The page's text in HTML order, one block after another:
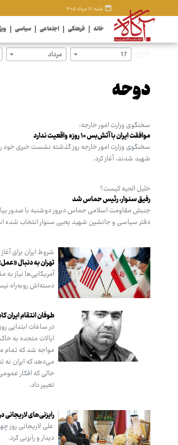
شنبه ۱۷ مرداد ۱۴۰۵
خانه فرهنگی اجتماعی سیاسی
17 مرداد
دوحه
سخنگوی وزارت امور خارجه:
موافقت ایران با آتش‌بس ۱۰ روزه واقعیت ندارد
سخنگوی وزارت امور خارجه روز گذشته نشست خبری خود
شهید شدند، آغاز کرد.
خلیل‌ الحیه کیست؟
رفیق سنوار، رئیس حماس شد
جنبش مقاومت اسلامی حماس دیروز دوشنبه با صدور
دفتر سیاسی و جانشین شهید یحیی سنوار انتخاب شده
شروط ایران برای
تهران به دنبال
آمریکایی‌ها نیاز به
دسته‌اش روبه‌راه
طوفان انتقام ایران
در ساعات ابتدایی
ایالات متحده به
مواجه شد که تمام
می‌دهد که ایران نه
حالی که افکار
تغییر داد.
رایزنی‌های
علی لاریجانی روز
دیدار و رایزنی کرد.